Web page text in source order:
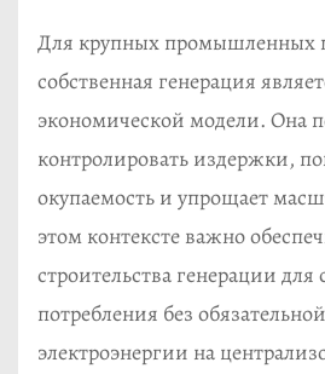
Для крупных промышленных
собственная генерация
экономической модели. Она
контролировать издержки,
окупаемость и упрощает
этом контексте важно
строительства генерации для
потребления без
электроэнергии на